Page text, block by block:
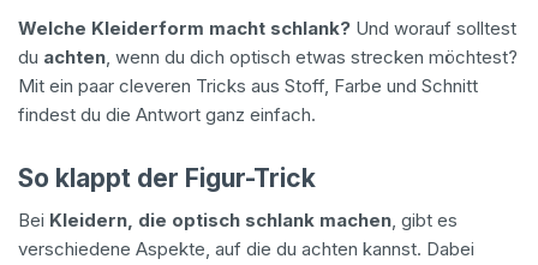
Welche Kleiderform macht schlank? Und worauf solltest
du achten, wenn du dich optisch etwas strecken möchtest?
Mit ein paar cleveren Tricks aus Stoff, Farbe und Schnitt
findest du die Antwort ganz einfach.
So klappt der Figur-Trick
Bei Kleidern, die optisch schlank machen, gibt es
verschiedene Aspekte, auf die du achten kannst. Dabei